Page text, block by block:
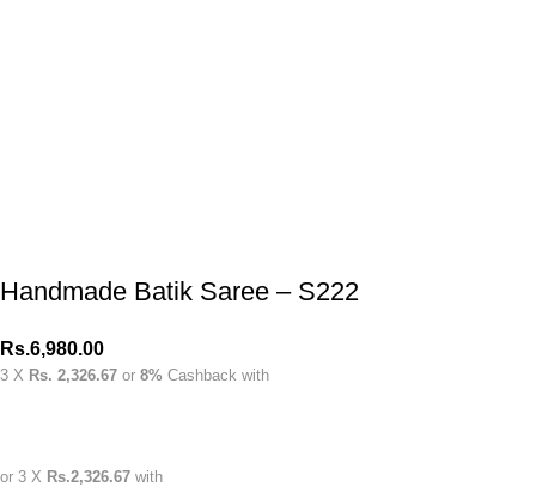
Handmade Batik Saree – S222
Rs.6,980.00
3 X Rs. 2,326.67 or 8% Cashback with
or 3 X Rs.2,326.67 with